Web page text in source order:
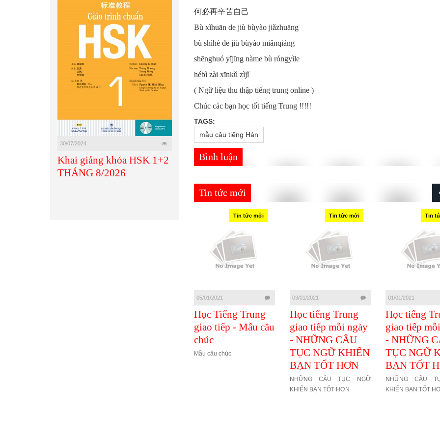
30/07/2024
Khai giảng khóa HSK 1+2
THÁNG 8/2026
何必再辛苦自己
Bù xǐhuān de jiù bùyào jiǎzhuāng
bù shìhé de jiù bùyào miǎnqiáng
shēnghuó yǐjīng nàme bù róngyìle
hébì zài xīnkǔ zìjǐ
( Ngữ liệu thu thập tiếng trung online )
Chúc các bạn học tốt tiếng Trung !!!!!
TAGS:
mẫu câu tiếng Hán
Bình luận
Tin tức mới
Tin tức mới
05/01/2021
Học Tiếng Trung
giao tiếp - Mẫu câu
chúc
Mẫu câu chúc
Tin tức mới
03/01/2021
Học tiếng Trung
giao tiếp mỗi ngày
- NHỮNG CÂU
TỤC NGỮ KHIẾN
BẠN TỐT HƠN
NHỮNG CÂU TỤC NGỮ
KHIẾN BẠN TỐT HƠN
Tin
01/01/2021
Học tiếng
giao tiếp
- NHỮNG
TỤC NGỮ
BẠN TỐT
NHỮNG CÂU
KHIẾN BẠN TỐT